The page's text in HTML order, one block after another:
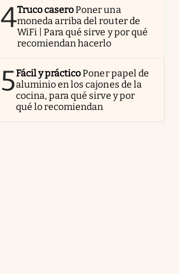
4Truco caseroPoner una
moneda arriba del router de
WiFi | Para qué sirve y por qué
recomiendan hacerlo
5Fácil y prácticoPoner papel de
aluminio en los cajones de la
cocina, para qué sirve y por
qué lo recomiendan